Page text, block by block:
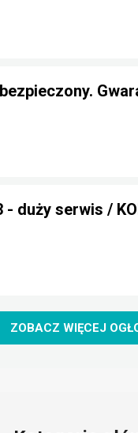
- duży serwis /
ZOBACZ WIĘCEJ